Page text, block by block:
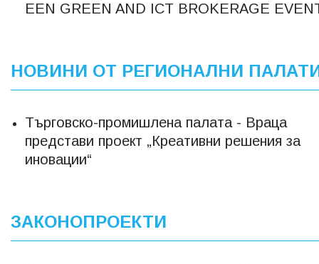
EEN GREEN AND ICT BROKERAGE
НОВИНИ ОТ РЕГИОНАЛНИ
Търговско-промишлена палата - Враца
представи проект „Креативни решения за
иновации“
ЗАКОНОПРОЕКТИ